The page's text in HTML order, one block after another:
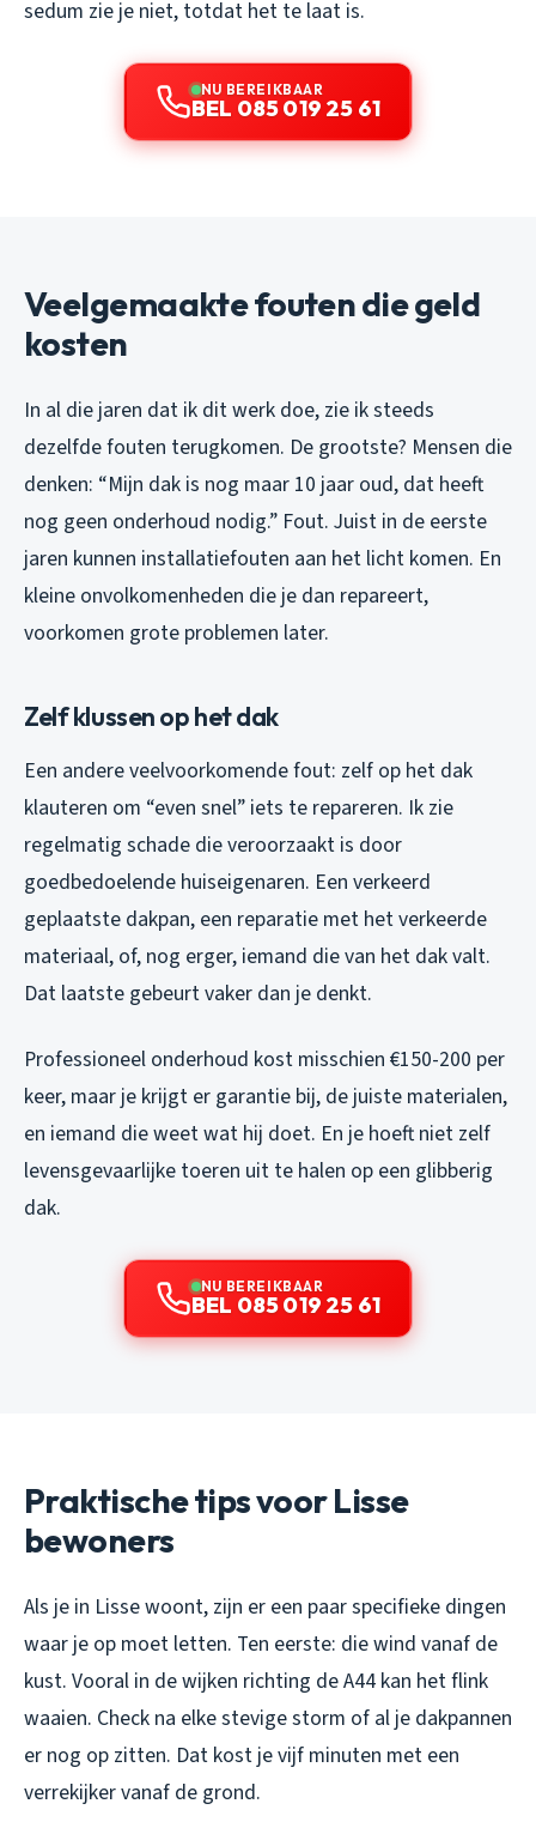
sedum zie je niet, totdat het te laat is.
NU BEREIKBAAR
BEL 085 019 25 61
Veelgemaakte fouten die geld
kosten
In al die jaren dat ik dit werk doe, zie ik steeds
dezelfde fouten terugkomen. De grootste? Mensen die
denken: “Mijn dak is nog maar 10 jaar oud, dat heeft
nog geen onderhoud nodig.” Fout. Juist in de eerste
jaren kunnen installatiefouten aan het licht komen. En
kleine onvolkomenheden die je dan repareert,
voorkomen grote problemen later.
Zelf klussen op het dak
Een andere veelvoorkomende fout: zelf op het dak
klauteren om “even snel” iets te repareren. Ik zie
regelmatig schade die veroorzaakt is door
goedbedoelende huiseigenaren. Een verkeerd
geplaatste dakpan, een reparatie met het verkeerde
materiaal, of, nog erger, iemand die van het dak valt.
Dat laatste gebeurt vaker dan je denkt.
Professioneel onderhoud kost misschien €150-200 per
keer, maar je krijgt er garantie bij, de juiste materialen,
en iemand die weet wat hij doet. En je hoeft niet zelf
levensgevaarlijke toeren uit te halen op een glibberig
dak.
NU BEREIKBAAR
BEL 085 019 25 61
Praktische tips voor Lisse
bewoners
Als je in Lisse woont, zijn er een paar specifieke dingen
waar je op moet letten. Ten eerste: die wind vanaf de
kust. Vooral in de wijken richting de A44 kan het flink
waaien. Check na elke stevige storm of al je dakpannen
er nog op zitten. Dat kost je vijf minuten met een
verrekijker vanaf de grond.